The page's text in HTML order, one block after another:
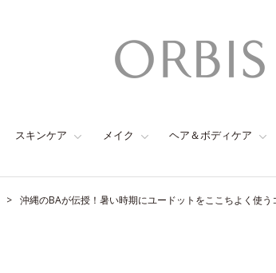
スキンケア メイク ヘア＆ボディケア
沖縄のBAが伝授！暑い時期にユードットをここちよく使う